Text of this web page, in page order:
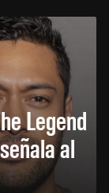
Legend
al